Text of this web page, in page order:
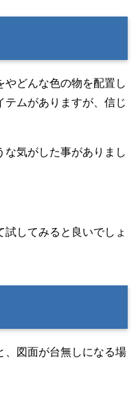
やどんな色の物を配置し
テムがありますが、信じ
な気がした事がありまし
してみると良いでしょ
、図面が台無しになる場